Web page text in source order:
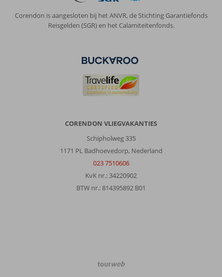
Corendon is aangesloten bij het ANVR, de Stichting Garantiefonds
Reisgelden (SGR) en het Calamiteitenfonds.
CORENDON VLIEGVAKANTIES
Schipholweg 335
1171 PL Badhoevedorp, Nederland
023 7510606
KvK nr.: 34220902
BTW nr.: 814395892 B01
TourWeb